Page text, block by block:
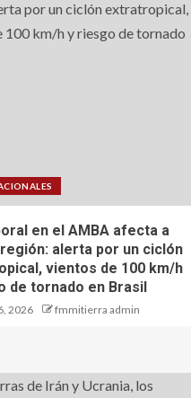
en el AMBA afecta a
alerta por un ciclón
vientos de 100 km/h
de tornado en Brasil
2026 fmmitierra admin